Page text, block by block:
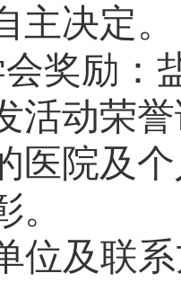
主决定。
奖励：
活动荣
医院及
位及联